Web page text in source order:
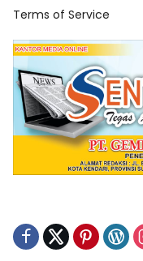
Terms of Service